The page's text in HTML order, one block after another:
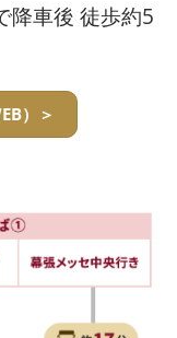
降車後 徒歩約5
）＞